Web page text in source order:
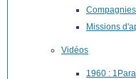
Missions
Vidéos
1960 :